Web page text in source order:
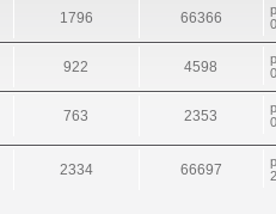
1796 66366
922 4598
763 2353
2334 66697